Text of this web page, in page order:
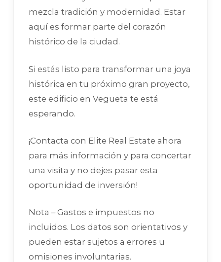
mezcla tradición y modernidad. Estar
aquí es formar parte del corazón
histórico de la ciudad.
Si estás listo para transformar una joya
histórica en tu próximo gran proyecto,
este edificio en Vegueta te está
esperando.
¡Contacta con Elite Real Estate ahora
para más información y para concertar
una visita y no dejes pasar esta
oportunidad de inversión!
Nota – Gastos e impuestos no
incluidos. Los datos son orientativos y
pueden estar sujetos a errores u
omisiones involuntarias.